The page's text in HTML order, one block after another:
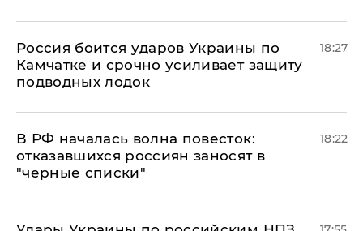
Россия боится ударов Украины по
Камчатке и срочно усиливает защиту
подводных лодок
18:27
​В РФ началась волна повесток:
отказавшихся россиян заносят в
"черные списки"
18:22